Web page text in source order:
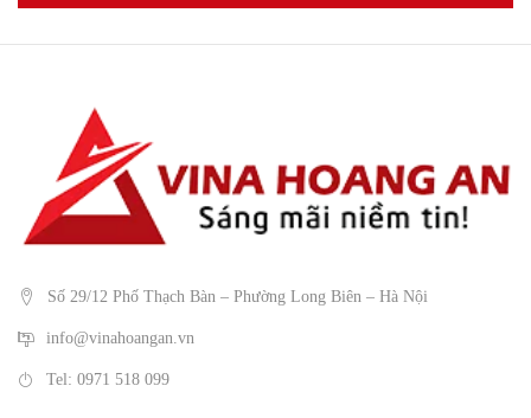
Số 29/12 Phố Thạch Bàn – Phường Long Biên – Hà Nội
info@vinahoangan.vn
Tel: 0971 518 099